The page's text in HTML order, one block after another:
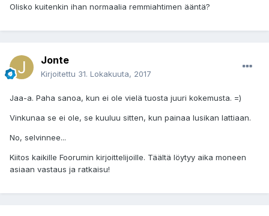
Olisko kuitenkin ihan normaalia remmiahtimen ääntä?
Jonte
Kirjoitettu 31. Lokakuuta, 2017
Jaa-a. Paha sanoa, kun ei ole vielä tuosta juuri kokemusta. =)
Vinkunaa se ei ole, se kuuluu sitten, kun painaa lusikan lattiaan.
No, selvinnee...
Kiitos kaikille Foorumin kirjoittelijoille. Täältä löytyy aika moneen
asiaan vastaus ja ratkaisu!